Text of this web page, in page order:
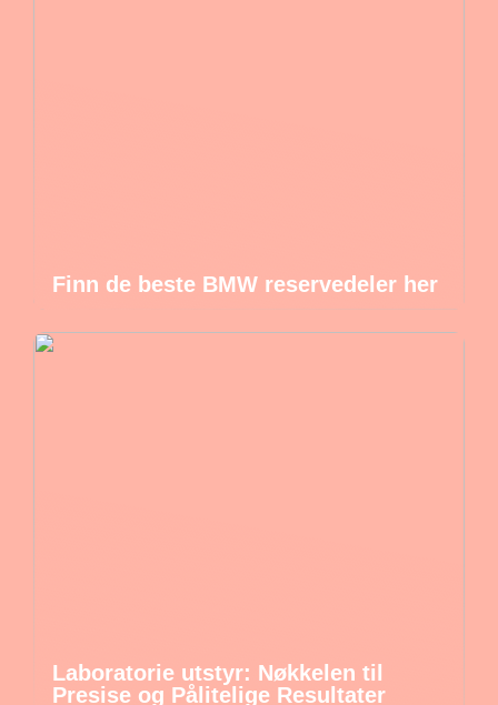
Finn de beste BMW reservedeler her
Laboratorie utstyr: Nøkkelen til
Presise og Pålitelige Resultater